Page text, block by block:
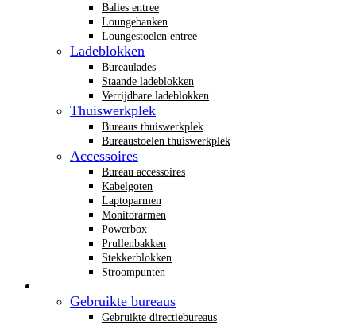
Balies entree
Loungebanken
Loungestoelen entree
Ladeblokken
Bureaulades
Staande ladeblokken
Verrijdbare ladeblokken
Thuiswerkplek
Bureaus thuiswerkplek
Bureaustoelen thuiswerkplek
Accessoires
Bureau accessoires
Kabelgoten
Laptoparmen
Monitorarmen
Powerbox
Prullenbakken
Stekkerblokken
Stroompunten
Gebruikte bureaus
Gebruikte directiebureaus